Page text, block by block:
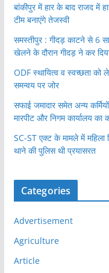
बांकीपुर में हार के बाद राजद में
टीम बनाएंगे तेजस्वी
समस्तीपुर : गीदड़ काटने से 6
खेलने के दौरान गीदड़ ने कर
ODF स्थायित्व व स्वच्छता को
समन्वय पर जोर
सफाई जमादार समेत अन्य
मारपीट और निगम कार्यालय
SC-ST एक्ट के मामले में महिला
थाने की पुलिस थी प्रयासरत
Categories
Advertisement
Agriculture
Article